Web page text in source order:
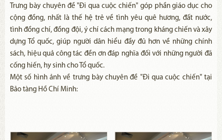
Trưng bày chuyên đề "Đi qua cuộc chiến" góp phần giáo dục cho
cộng đồng, nhất là thế hệ trẻ về tình yêu quê hương, đất nước,
tình đồng chí, đồng đội, ý chí cách mạng trong kháng chiến và xây
dựng Tổ quốc, giúp người dân hiểu đầy đủ hơn về những chính
sách, hiệu quả công tác đền ơn đáp nghĩa đối với những người đã
cống hiến, hy sinh cho Tổ quốc.
Một số hình ảnh về trưng bày chuyên đề "Đi qua cuộc chiến" tại
Bảo tàng Hồ Chí Minh: